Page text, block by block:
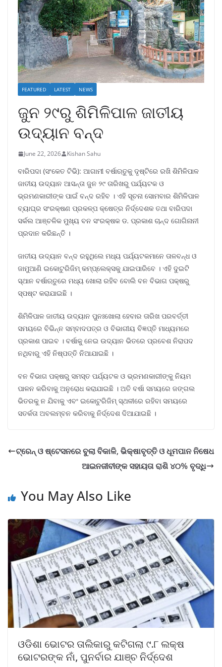
FEATURED LATEST NEWS
ଜୁନ ୨୯ରୁ ଶିମିଳିପାଳ ଜାତୀୟ
ଉଦ୍ୟାନ ବନ୍ଦ
June 22, 2026 Kishan Sahu
ବାରିପଦା (ସଂକେତ ଟିଭି): ଆଗାମୀ ବର୍ଷାଋତୁକୁ ଦୃଷ୍ଟିରେ ରଖି ଶିମିଳିପାଳ
ଜାତୀୟ ଉଦ୍ୟାନ ଆସନ୍ତା ଜୁନ ୨୯ ତାରିଖରୁ ପର୍ଯ୍ୟଟକ ଓ
ଭ୍ରମଣକାରୀଙ୍କ ପାଇଁ ବନ୍ଦ ରହିବ । ଏହି ସୂଚନା ସୋମବାର ଶିମିଳିପାଳ
ବ୍ୟାଘ୍ର ସଂରକ୍ଷଣ ପ୍ରକଳ୍ପ କ୍ଷେତ୍ର ନିର୍ଦ୍ଦେଶକ ତଥା ବାରିପଦା
ସର୍କଲ ଆଞ୍ଚଳିକ ମୁଖ୍ୟ ବନ ସଂରକ୍ଷକ ଡ. ପ୍ରକାଶ ଚାନ୍ଦ ଗୋଗିନାନୀ
ପ୍ରଦାନ କରିଛନ୍ତି ।
ଜାତୀୟ ଉଦ୍ୟାନ ବନ୍ଦ ରହୁଥିଲେ ମଧ୍ୟ ପର୍ଯ୍ୟଟକମାନେ ତାଳବନ୍ଧ ଓ
ଜାମୁଆଣି ଇକୋଟୁରିଜିମ୍ କମ୍ପ୍ଲେକ୍ସକୁ ଯାଇପାରିବେ । ଏହି ଦୁଇଟି
ସ୍ଥାନ ବର୍ଷାଋତୁରେ ମଧ୍ୟ ଖୋଲା ରହିବ ବୋଲି ବନ ବିଭାଗ ପକ୍ଷରୁ
ସ୍ପଷ୍ଟ କରାଯାଇଛି ।
ଶିମିଳିପାଳ ଜାତୀୟ ଉଦ୍ୟାନ ପୁନଃଖୋଲା ହେବାର ତାରିଖ ପରବର୍ତ୍ତୀ
ସମୟରେ ବିଭିନ୍ନ ସମ୍ବାଦପତ୍ର ଓ ବିଭାଗୀୟ ବିଜ୍ଞପ୍ତି ମାଧ୍ୟମରେ
ପ୍ରକାଶ ପାଇବ । ବର୍ଷାକୁ ନେଇ ଉଦ୍ୟାନ ଭିତରେ ପ୍ରବେଶ ନିରାପଦ
ନଥିବାରୁ ଏହି ନିଷ୍ପତ୍ତି ନିଆଯାଇଛି ।
ବନ ବିଭାଗ ପକ୍ଷରୁ ସମସ୍ତ ପର୍ଯ୍ୟଟକ ଓ ଭ୍ରମଣକାରୀଙ୍କୁ ନିୟମ
ପାଳନ କରିବାକୁ ଅନୁରୋଧ କରାଯାଇଛି । ଅତି ବର୍ଷା ସମୟରେ ଜଙ୍ଗଲ
ଭିତରକୁ ନ ଯିବାକୁ ଏବଂ ଇକୋଟୁରିଜିମ୍ ସ୍ଥଳୀରେ ରହିବା ସମୟରେ
ସତର୍କତା ଅବଲମ୍ବନ କରିବାକୁ ନିର୍ଦ୍ଦେଶ ଦିଆଯାଇଛି ।
ଟ୍ରେନ୍ ଓ ଷ୍ଟେସନରେ ବୁଲା ବିକାଳି, ଭିକ୍ଷାବୃତ୍ତି ଓ ଧୂମପାନ ନିଷେଧ
ଆଇନଜୀବୀଙ୍କ ସହାୟତା ରାଶି ୪୦% ବୃଦ୍ଧି
You May Also Like
ଓଡିଶା ଭୋଟର ତାଲିକାରୁ କଟିଗଲା ୯.୮ ଲକ୍ଷ
ଭୋଟରଙ୍କ ନାଁ, ପୁନର୍ବାର ଯାଞ୍ଚ ନିର୍ଦ୍ଦେଶ